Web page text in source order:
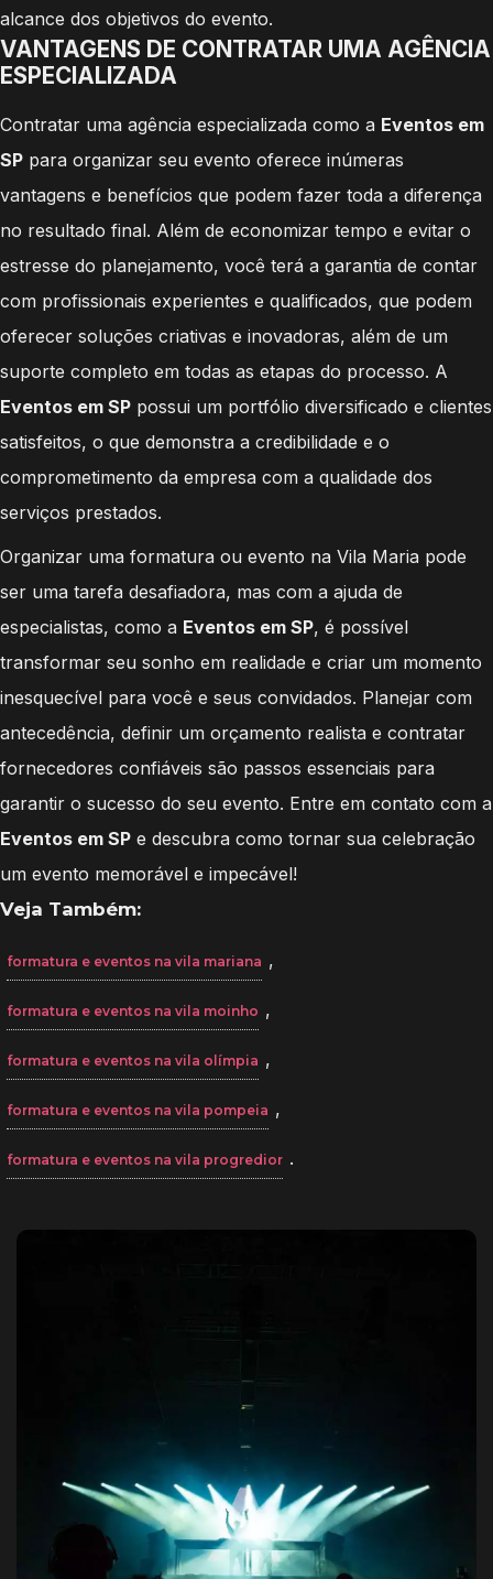
alcance dos objetivos do evento.
VANTAGENS DE CONTRATAR UMA AGÊNCIA
ESPECIALIZADA
Contratar uma agência especializada como a Eventos em
SP para organizar seu evento oferece inúmeras
vantagens e benefícios que podem fazer toda a diferença
no resultado final. Além de economizar tempo e evitar o
estresse do planejamento, você terá a garantia de contar
com profissionais experientes e qualificados, que podem
oferecer soluções criativas e inovadoras, além de um
suporte completo em todas as etapas do processo. A
Eventos em SP possui um portfólio diversificado e clientes
satisfeitos, o que demonstra a credibilidade e o
comprometimento da empresa com a qualidade dos
serviços prestados.
Organizar uma formatura ou evento na Vila Maria pode
ser uma tarefa desafiadora, mas com a ajuda de
especialistas, como a Eventos em SP, é possível
transformar seu sonho em realidade e criar um momento
inesquecível para você e seus convidados. Planejar com
antecedência, definir um orçamento realista e contratar
fornecedores confiáveis são passos essenciais para
garantir o sucesso do seu evento. Entre em contato com a
Eventos em SP e descubra como tornar sua celebração
um evento memorável e impecável!
Veja Também:
formatura e eventos na vila mariana ,
formatura e eventos na vila moinho ,
formatura e eventos na vila olímpia ,
formatura e eventos na vila pompeia ,
formatura e eventos na vila progredior .